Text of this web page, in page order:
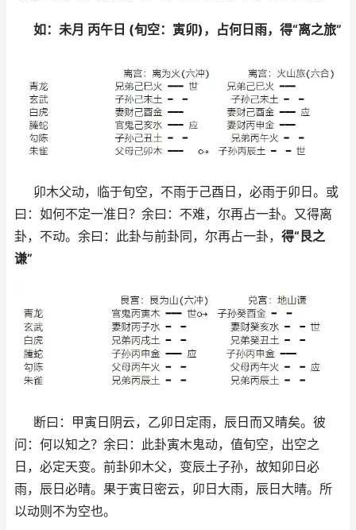
如：未月 丙午日 (旬空：寅卯)，占何日雨，得“离之旅”
卯木父动，临于旬空，不雨于己酉日，必雨于卯日。或
曰：如何不定一准日？余曰：不难，尔再占一卦。又得离
卦，不动。余曰：此卦与前卦同，尔再占一卦， 得“艮之
谦”
断曰：甲寅日阴云，乙卯日定雨，辰日而又晴矣。彼
问：何以知之？余曰：此卦寅木鬼动，值旬空，出空之
日，必定天变。前卦卯木父，变辰土子孙，故知卯日必
雨，辰日必晴。果于寅日密云，卯日大雨，辰日大晴。所
以动则不为空也。